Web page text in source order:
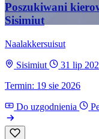
Poszukiwani
Sisimiut
Naalakkersuisut
Sisimiut
31 lip
Termin: 19 sie 2026
Do uzgodnienia